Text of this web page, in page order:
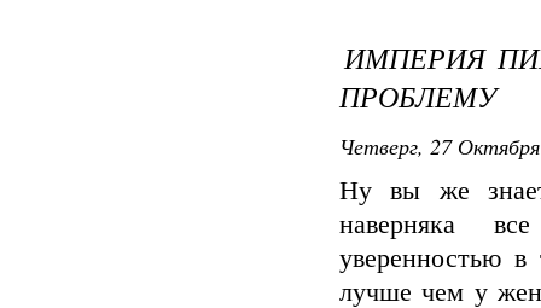
ИМПЕРИЯ
ПРОБЛЕМУ
Четверг, 27
Ну вы же
наверняка
уверенностью
лучше чем у